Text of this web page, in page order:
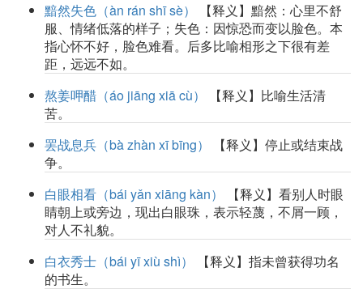
黯然失色（àn rán shī sè）
【释义】黯然：心里不舒
服、情绪低落的样子；失色：因惊恐而变以脸色。本
指心怀不好，脸色难看。后多比喻相形之下很有差
距，远远不如。
熬姜呷醋（áo jiāng xiā cù）
【释义】比喻生活清
苦。
罢战息兵（bà zhàn xī bīng）
【释义】停止或结束战
争。
白眼相看（bái yǎn xiāng kàn）
【释义】看别人时眼
睛朝上或旁边，现出白眼珠，表示轻蔑，不屑一顾，
对人不礼貌。
白衣秀士（bái yī xiù shì）
【释义】指未曾获得功名
的书生。